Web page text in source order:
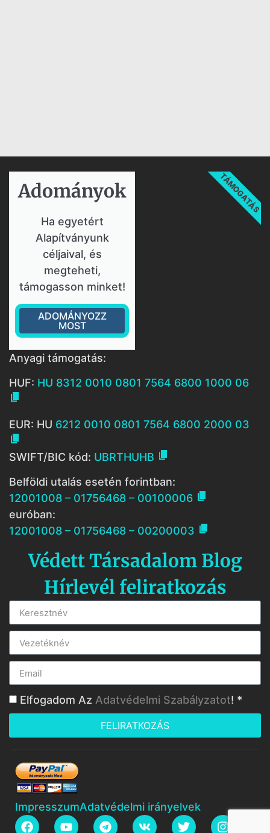
Adományok​
Ha egyetért
Alapítványunk
céljaival, és
megteheti,
támogasson minket!
ADOMÁNYOZZ
MOST
TÁMOGATÁS
Anyagi támogatás:
HUF: HU 8312 0010 0801 7564 6800 1000 06

EUR: HU 6212 0010 0801 7564 6800 2000 03

SWIFT/BIC kód: UBRTHUHB 
Belföldi utalás esetén forintban:
12001008 – 01756468 – 00100006 
euróban:
12001008 – 01756468 – 00200003 
Védett Társadalom Blog
Hírlevél feliratkozás
Elfogadom Az Adatvédelmi Szabályzatot! *
FELIRATKOZÁS
ImpresszumAdatvédelmi irányelvek